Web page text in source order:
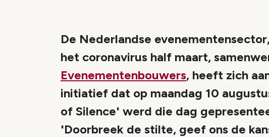
De Nederlandse
het coronavirus half maart,
Evenementenbouwers, heeft zich
initiatief dat op maandag 10
of Silence' werd die dag
'Doorbreek de stilte, geef ons de